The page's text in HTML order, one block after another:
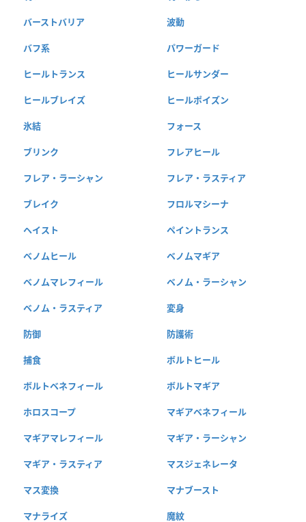
バーストバリア 波動
バフ系 パワーガード
ヒールトランス ヒールサンダー
ヒールブレイズ ヒールポイズン
氷結 フォース
ブリンク フレアヒール
フレア・ラーシャン フレア・ラスティア
ブレイク フロルマシーナ
ヘイスト ペイントランス
ベノムヒール ベノムマギア
ベノムマレフィール ベノム・ラーシャン
ベノム・ラスティア 変身
防御 防護術
捕食 ボルトヒール
ボルトベネフィール ボルトマギア
ホロスコープ マギアベネフィール
マギアマレフィール マギア・ラーシャン
マギア・ラスティア マスジェネレータ
マス変換 マナブースト
マナライズ 魔紋